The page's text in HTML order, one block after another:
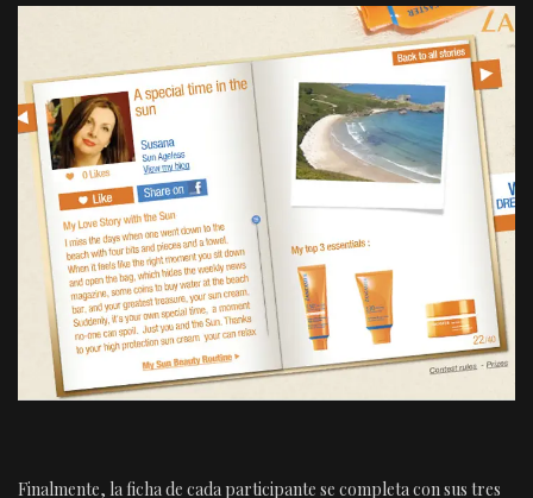
Finalmente, la ficha de cada participante se completa con sus tres